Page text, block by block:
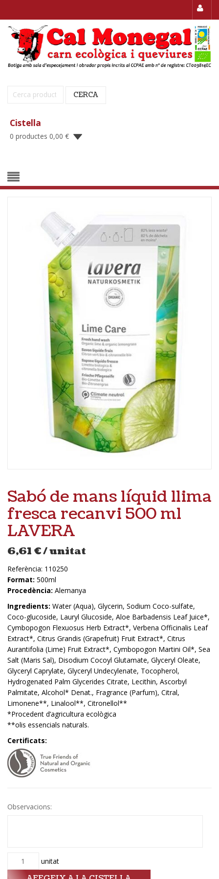
Cerca: CERCA
Cistella
0 productes 0,00 €
Sabó de mans líquid llima
fresca recanvi 500 ml
LAVERA
6,61 €/ unitat
Referència: 110250
Format: 500ml
Procedència: Alemanya
Ingredients: Water (Aqua), Glycerin, Sodium Coco-sulfate,
Coco-glucoside, Lauryl Glucoside, Aloe Barbadensis Leaf Juice*,
Cymbopogon Flexuosus Herb Extract*, Verbena Officinalis Leaf
Extract*, Citrus Grandis (Grapefruit) Fruit Extract*, Citrus
Aurantifolia (Lime) Fruit Extract*, Cymbopogon Martini Oil*, Sea
Salt (Maris Sal), Disodium Cocoyl Glutamate, Glyceryl Oleate,
Glyceryl Caprylate, Glyceryl Undecylenate, Tocopherol,
Hydrogenated Palm Glycerides Citrate, Lecithin, Ascorbyl
Palmitate, Alcohol* Denat., Fragrance (Parfum), Citral,
Limonene**, Linalool**, Citronellol**
*Procedent d’agricultura ecològica
**olis essencials naturals.
Certificats:
Observacions:
Quantitat unitat